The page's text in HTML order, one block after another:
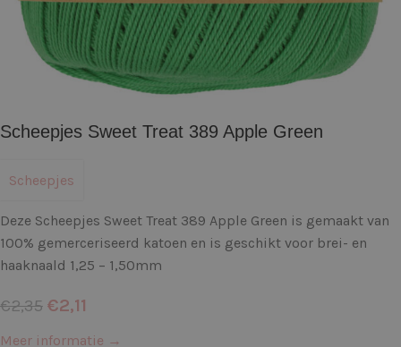
Scheepjes Sweet Treat 389 Apple Green
Scheepjes
Deze Scheepjes Sweet Treat 389 Apple Green is gemaakt van
100% gemerceriseerd katoen en is geschikt voor brei- en
haaknaald 1,25 – 1,50mm
€2,35 €2,11
Meer informatie →